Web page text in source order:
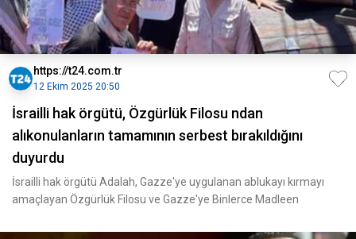
https://t24.com.tr
12 Ekim 2025 20:50
İsrailli hak örgütü, Özgürlük Filosu ndan
alıkonulanların tamamının serbest bırakıldığını
duyurdu
İsrailli hak örgütü Adalah, Gazze'ye uygulanan ablukayı kırmayı
amaçlayan Özgürlük Filosu ve Gazze'ye Binlerce Madleen